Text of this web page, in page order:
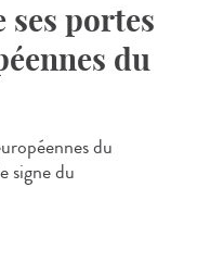
ses portes
du
du
signe du